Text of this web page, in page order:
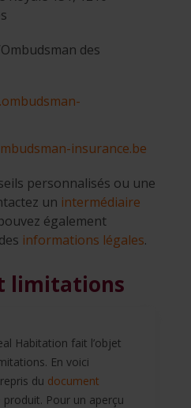
des
insurance.be
personnalisés ou une
un intermédiaire
également
informations légales.
limitations
Habitation fait l’objet
En voici
du document
produit. Pour un aperçu